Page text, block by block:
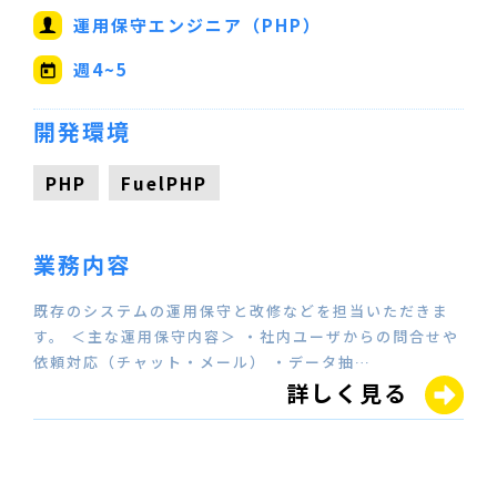
運用保守エンジニア（PHP）
週4~5
開発環境
PHP FuelPHP
業務内容
既存のシステムの運用保守と改修などを担当いただきま
す。 ＜主な運用保守内容＞ ・社内ユーザからの問合せや
依頼対応（チャット・メール） ・データ抽…
詳しく見る